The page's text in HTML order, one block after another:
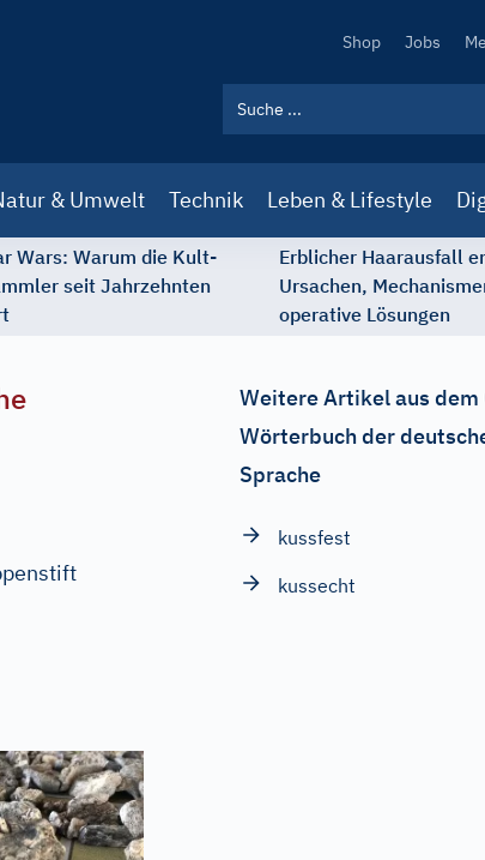
Secondary
Shop Jobs
& Umwelt Technik Leben & Lifestyle
Wars: Warum die Kult-
seit Jahrzehnten
Erblicher Haarausfall
Ursachen,
operative Lösungen
Weitere Artikel aus dem
Wörterbuch der
Sprache
kussfest
kussecht